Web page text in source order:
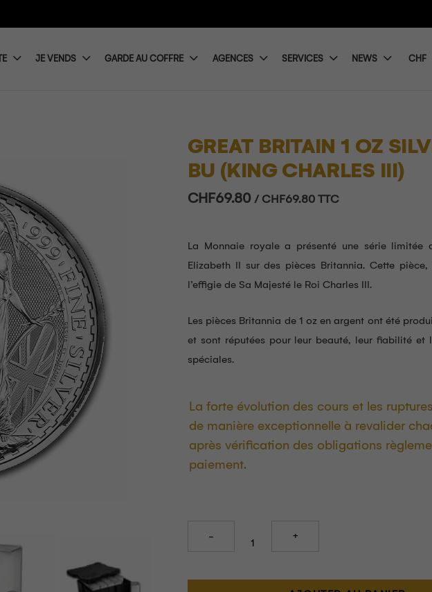
JE VENDS GARDE AU COFFRE AGENCES SERVICES NEWS
GREAT BRITAIN 1 OZ
BU (KING CHARLES III)
CHF69.80 / CHF69.80 TTC
La Monnaie royale a présenté une série limitée
Elizabeth II sur des pièces Britannia. Cette
l’effigie de Sa Majesté le Roi Charles III.
Les pièces Britannia de 1 oz en argent ont été
et sont réputées pour leur beauté, leur fiabilité et
spéciales.
La forte évolution des cours et les
de manière exceptionnelle à revalider
après vérification des obligations
paiement.